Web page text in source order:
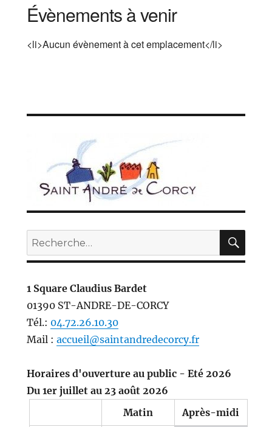
Évènements à venir
<li>Aucun évènement à cet emplacement</li>
Recherche
pour :
1 Square Claudius Bardet
01390 ST-ANDRE-DE-CORCY
Tél.: 04.72.26.10.30
Mail : accueil@saintandredecorcy.fr
Horaires d'ouverture au public - Eté 2026
Du 1er juillet au 23 août 2026
Matin
Après-midi